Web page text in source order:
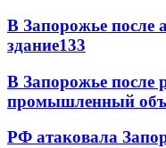
В Запорожье после
здание133
В Запорожье после
промышленный
РФ атаковала